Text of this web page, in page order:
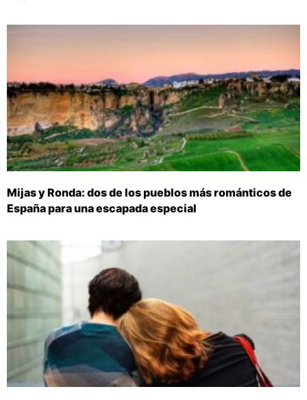
Mijas y Ronda: dos de los pueblos más románticos de
España para una escapada especial